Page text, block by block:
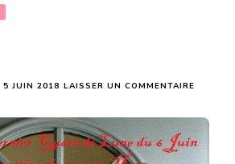
5 JUIN 2018 LAISSER UN COMMENTAIRE
QUART